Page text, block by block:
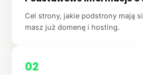
Cel strony, jakie podstrony mają
masz już domenę i hosting.
02